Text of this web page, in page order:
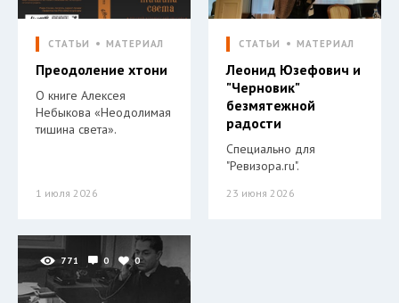
СТАТЬИ МАТЕРИАЛ
Преодоление хтони
О книге Алексея
Небыкова «Неодолимая
тишина света».
1 июля 2026
СТАТЬИ МАТЕРИАЛ
Леонид Юзефович и
"Черновик"
безмятежной
радости
Специально для
"Ревизора.ru".
23 июня 2026
771 0 0